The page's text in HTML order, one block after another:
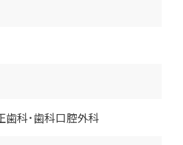
歯科･歯科口腔外科